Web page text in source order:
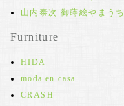
山内泰次 御蒔絵やまうち
Furniture
HIDA
moda en casa
CRASH